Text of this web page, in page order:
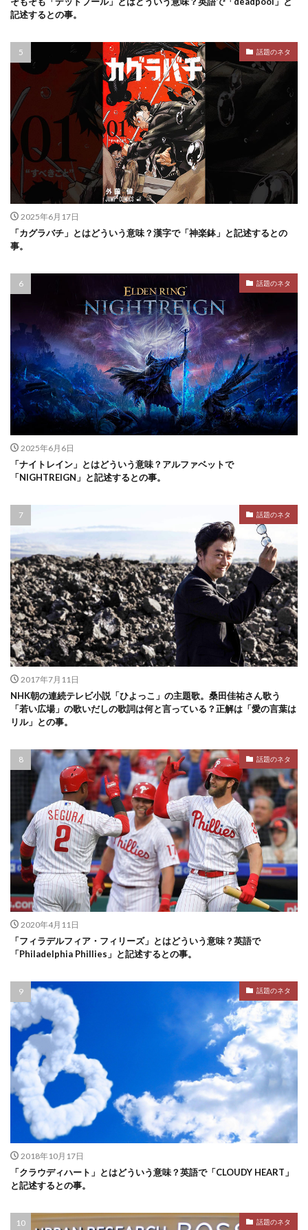
記述するとの事。
話題のネタ
2025年6月17日
「カグラバチ」とはどういう意味？漢字で「神楽鉢」と記述するとの
事。
話題のネタ
2025年6月6日
「ナイトレイン」とはどういう意味？アルファベットで
「NIGHTREIGN」と記述するとの事。
話題のネタ
2017年7月11日
NHK朝の連続テレビ小説「ひよっこ」の主題歌。桑田佳祐さん歌う
「若い広場」の歌いだしの歌詞は何と言っている？正解は「愛の言葉は
リル」との事。
話題のネタ
2020年4月11日
「フィラデルフィア・フィリーズ」とはどういう意味？英語で
「Philadelphia Phillies」と記述するとの事。
話題のネタ
2018年10月17日
「クラウディハート」とはどういう意味？英語で「CLOUDY HEART」
と記述するとの事。
話題のネタ